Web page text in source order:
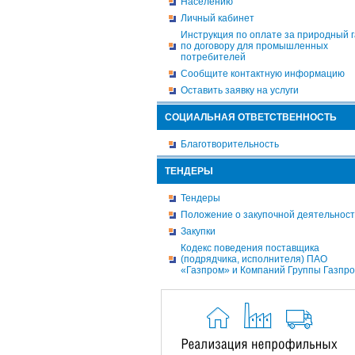
Личный кабинет
Инструкция по оплате за природный
по договору для промышленных
потребителей
Сообщите контактную информацию
Оставить заявку на услуги
СОЦИАЛЬНАЯ ОТВЕТСТВЕННОСТЬ
Благотворительность
ТЕНДЕРЫ
Тендеры
Положение о закупочной
Закупки
Кодекс поведения поставщика
(подрядчика, исполнителя) ПАО
«Газпром» и Компаний Группы